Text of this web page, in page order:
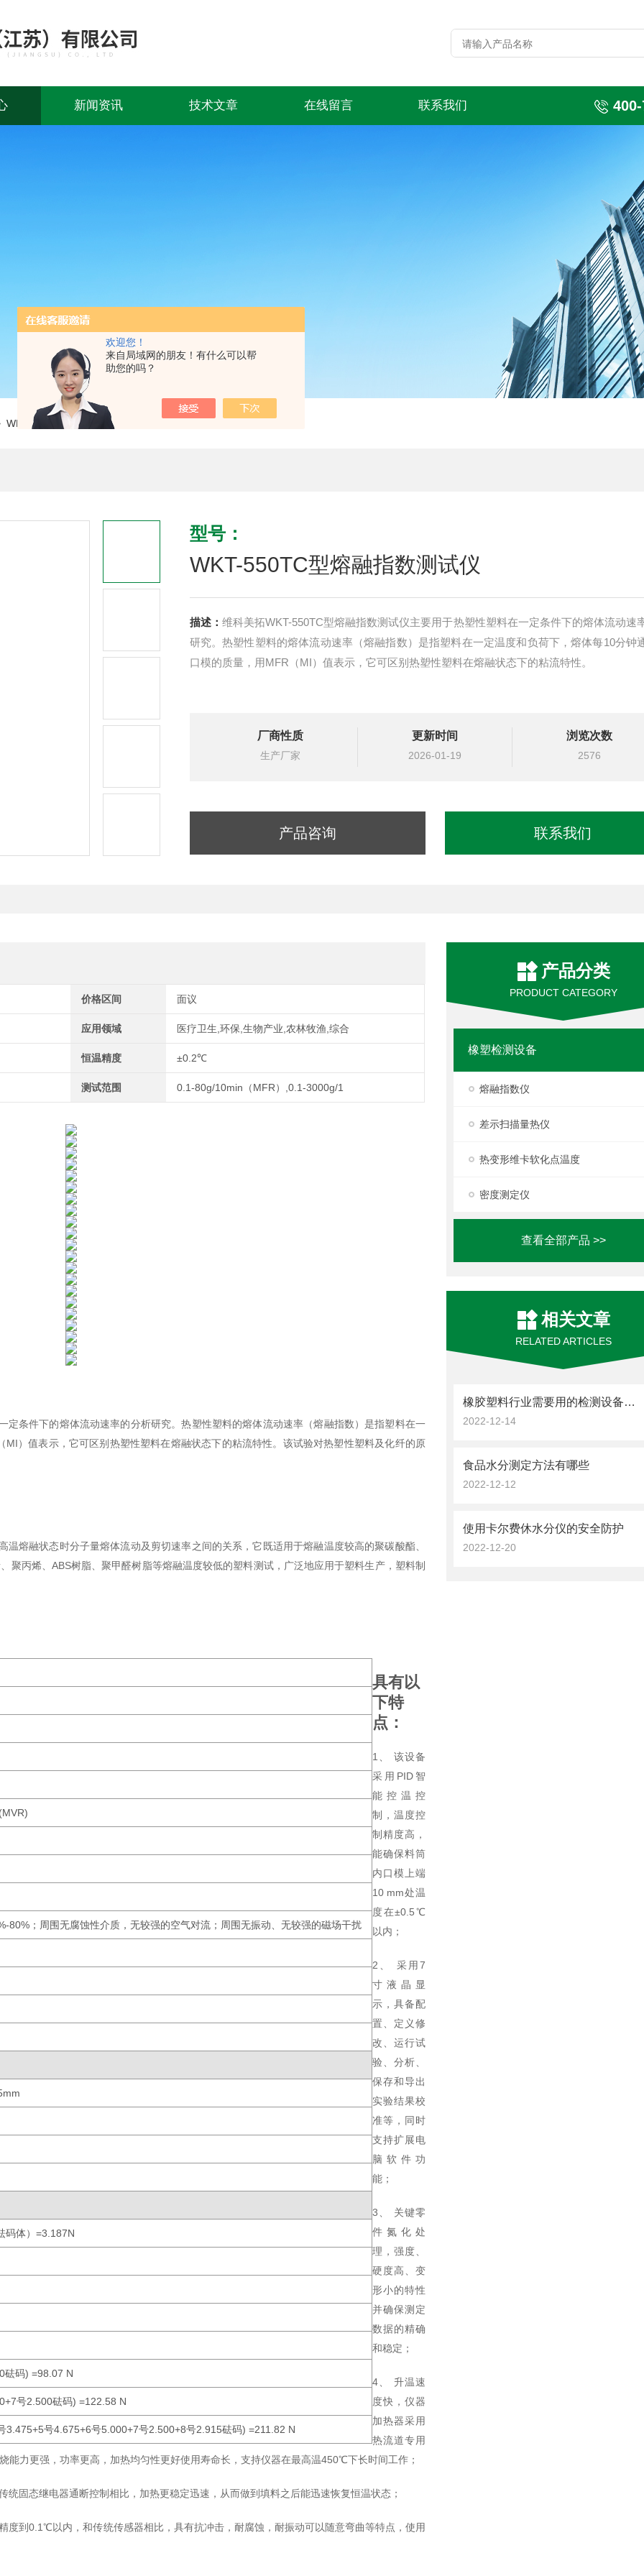
欢迎您！
来自局域网的朋友！有什么可以帮
助您的吗？
新闻资讯 技术文章 在线留言 联系我们
550TC型熔融指数测试仪
型号：
WKT-550TC型熔融指数测试仪
描述： 维科美拓WKT-550TC型熔融指数测试仪主要用于热塑性塑料在一定条件下的熔体流动速
研究。热塑性塑料的熔体流动速率（熔融指数）是指塑料在一定温度和负荷下，熔体每10分钟
口模的质量，用MFR（MI）值表示，它可区别热塑性塑料在熔融状态下的粘流特性。
厂商性质
生产厂家
更新时间
2026-01-19
浏览次数
2576
产品咨询 联系我们
产品分类
PRODUCT CATEGORY
橡塑检测设备
熔融指数仪
差示扫描量热仪
热变形维卡软化点温度
密度测定仪
查看全部产品 >>
相关文章
RELATED ARTICLES
橡胶塑料行业需要用的检测设备须知
2022-12-14
食品水分测定方法有哪些
2022-12-12
使用卡尔费休水分仪的安全防护
2022-12-20
价格区间 面议
应用领域 医疗卫生,环保,生物产业,农林牧渔,综合
恒温精度 ±0.2℃
测试范围 0.1-80g/10min（MFR）,0.1-3000g/1
定条件下的熔体流动速率的分析研究。热塑性塑料的熔体流动速率（熔融指数）是指塑料在一
）值表示，它可区别热塑性塑料在熔融状态下的粘流特性。该试验对热塑性塑料及化纤的原
温熔融状态时分子量熔体流动及剪切速率之间的关系，它既适用于熔融温度较高的聚碳酸酯、
聚丙烯、ABS树脂、聚甲醛树脂等熔融温度较低的塑料测试，广泛地应用于塑料生产，塑料制
；周围无腐蚀性介质，无较强的空气对流；周围无振动、无较强的磁场干扰
码体）=3.187N
砝码) =98.07 N
号2.500砝码) =122.58 N
号4.675+6号5.000+7号2.500+8号2.915砝码) =211.82 N
具有以
下特
点：
1、 该设备
采用PID智
能控温控
制，温度控
制精度高，
能确保料筒
内口模上端
10 mm处温
度在±0.5℃
以内；
2、 采用7
寸液晶显
示，具备配
置、定义修
改、运行试
验、分析、
保存和导出
实验结果校
准等，同时
支持扩展电
脑软件功
能；
3、 关键零
件氮化处
理，强度、
硬度高、变
形小的特性
并确保测定
数据的精确
和稳定；
4、 升温速
度快，仪器
加热器采用
热流道专用
能力更强，功率更高，加热均匀性更好使用寿命长，支持仪器在最高温450℃下长时间工作；
固态继电器通断控制相比，加热更稳定迅速，从而做到填料之后能迅速恢复恒温状态；
度到0.1℃以内，和传统传感器相比，具有抗冲击，耐腐蚀，耐振动可以随意弯曲等特点，使用